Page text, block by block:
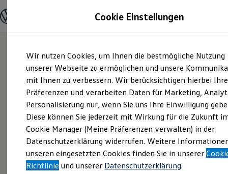
Hauptinhalt
springen
Footer
springen
Modelle und Konfigurator
Modelle vergleichen
Elektroautos
ENERGY Sondermodelle
Nutzfahrzeuge
SUV und CUV
Familienautos
Kombis
Kompaktwagen
Sportwagen
Schnell verfügbare Fahrzeuge
Angebote und Produkte
Aktuelle Angebote
E-Auto-Förderung
Volkswagen Marktplatz
Cookie Einstellungen
Wir nutzen Cookies, um Ihnen die bestmögliche Nutzung
unserer Webseite zu ermöglichen und unsere
mit Ihnen zu verbessern. Wir berücksichtigen hierbei Ihre
Präferenzen und verarbeiten Daten für Marketing,
Personalisierung nur, wenn Sie uns Ihre Einwilligung
Diese können Sie jederzeit mit Wirkung für die Zukunft
Cookie Manager (Meine Präferenzen verwalten) in der
Datenschutzerklärung widerrufen. Weitere
unseren eingesetzten Cookies finden Sie in unserer
Richtlinie und unserer Datenschutzerklärung.